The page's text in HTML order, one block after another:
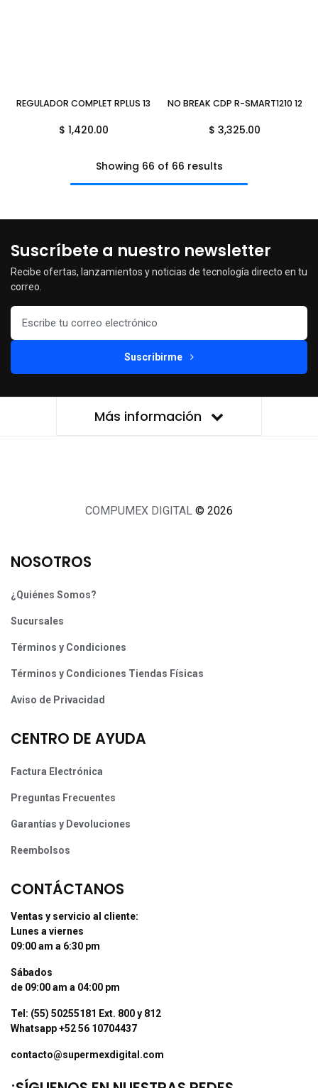
REGULADOR COMPLET RPLUS 1300VA 650W 8CONTACTOS ERV6001
$ 1,420.00
NO BREAK CDP R-SMART1210
$ 3,325.00
Showing 66 of 66 results
Suscríbete a nuestro newsletter
Recibe ofertas, lanzamientos y noticias de tecnología directo en tu
correo.
Suscribirme
Más información
COMPUMEX DIGITAL © 2026
NOSOTROS
¿Quiénes Somos?
Sucursales
Términos y Condiciones
Términos y Condiciones Tiendas Físicas
Aviso de Privacidad
CENTRO DE AYUDA
Factura Electrónica
Preguntas Frecuentes
Garantías y Devoluciones
Reembolsos
CONTÁCTANOS
Ventas y servicio al cliente:
Lunes a viernes
09:00 am a 6:30 pm
Sábados
de 09:00 am a 04:00 pm
Tel: (55) 50255181 Ext. 800 y 812
Whatsapp +52 56 10704437
contacto@supermexdigital.com